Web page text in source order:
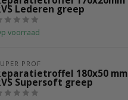
Lederen greep
voorraad
PROF
180x50 mm
Supersoft greep